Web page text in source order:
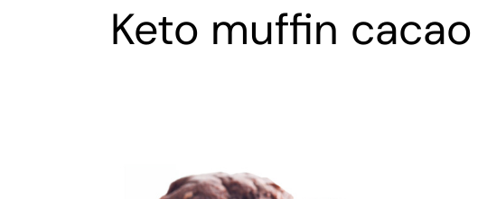
Keto muffin cacao